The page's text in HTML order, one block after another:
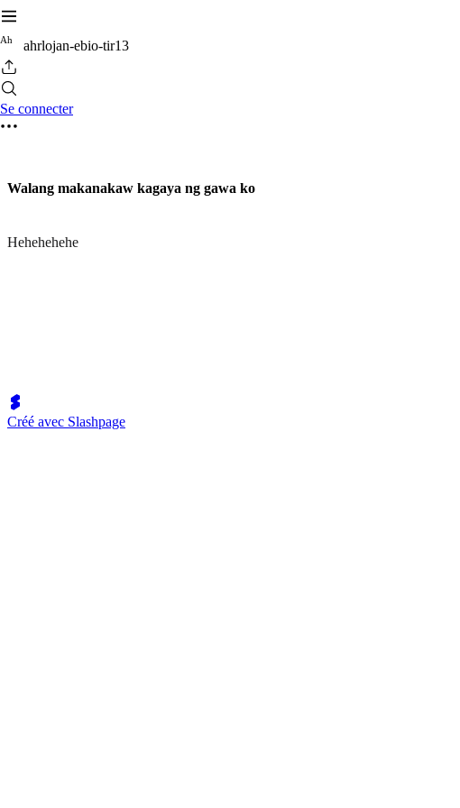
Ah ahrlojan-ebio-tir13
Se connecter
Walang makanakaw kagaya ng gawa ko
Hehehehehe
Créé avec Slashpage